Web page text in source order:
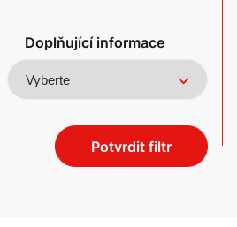
Doplňující informace
Potvrdit filtr